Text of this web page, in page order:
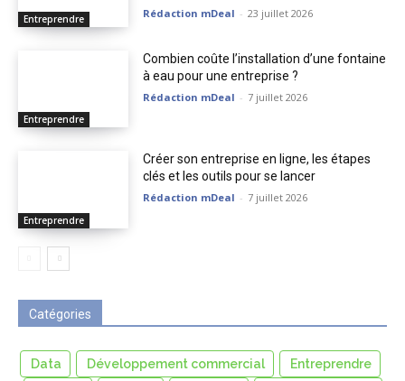
Entreprendre Rédaction mDeal - 23 juillet 2026
Entreprendre
Combien coûte l’installation d’une fontaine
à eau pour une entreprise ?
Rédaction mDeal - 7 juillet 2026
Entreprendre
Créer son entreprise en ligne, les étapes
clés et les outils pour se lancer
Rédaction mDeal - 7 juillet 2026
Catégories
Data Développement commercial
Entreprendre